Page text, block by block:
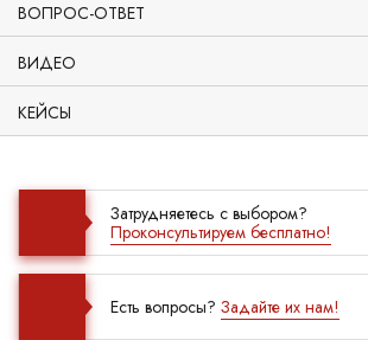
ВОПРОС-ОТВЕТ
ВИДЕО
КЕЙСЫ
Затрудняетесь с выбором?
Проконсультируем бесплатно!
Есть вопросы? Задайте их нам!